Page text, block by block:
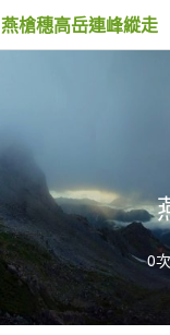
燕槍穗高岳連峰縱走
0